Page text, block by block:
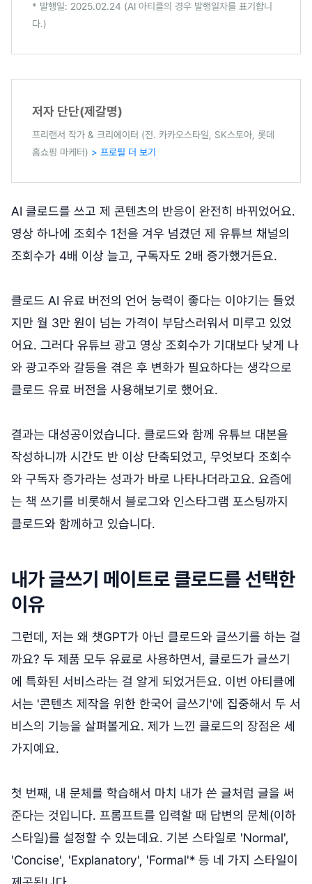
* 발행일: 2025.02.24 (AI 아티클의 경우 발행일자를 표기합니
다.)
저자 단단(제갈명)
프리랜서 작가 & 크리에이터 (전. 카카오스타일, SK스토아, 롯데
홈쇼핑 마케터) > 프로필 더 보기
AI 클로드를 쓰고 제 콘텐츠의 반응이 완전히 바뀌었어요.
영상 하나에 조회수 1천을 겨우 넘겼던 제 유튜브 채널의
조회수가 4배 이상 늘고, 구독자도 2배 증가했거든요.
클로드 AI 유료 버전의 언어 능력이 좋다는 이야기는 들었
지만 월 3만 원이 넘는 가격이 부담스러워서 미루고 있었
어요. 그러다 유튜브 광고 영상 조회수가 기대보다 낮게 나
와 광고주와 갈등을 겪은 후 변화가 필요하다는 생각으로
클로드 유료 버전을 사용해보기로 했어요.
결과는 대성공이었습니다. 클로드와 함께 유튜브 대본을
작성하니까 시간도 반 이상 단축되었고, 무엇보다 조회수
와 구독자 증가라는 성과가 바로 나타나더라고요. 요즘에
는 책 쓰기를 비롯해서 블로그와 인스타그램 포스팅까지
클로드와 함께하고 있습니다.
내가 글쓰기 메이트로 클로드를 선택한
이유
그런데, 저는 왜 챗GPT가 아닌 클로드와 글쓰기를 하는 걸
까요? 두 제품 모두 유료로 사용하면서, 클로드가 글쓰기
에 특화된 서비스라는 걸 알게 되었거든요. 이번 아티클에
서는 '콘텐츠 제작을 위한 한국어 글쓰기'에 집중해서 두 서
비스의 기능을 살펴볼게요. 제가 느낀 클로드의 장점은 세
가지예요.
첫 번째, 내 문체를 학습해서 마치 내가 쓴 글처럼 글을 써
준다는 것입니다. 프롬프트를 입력할 때 답변의 문체(이하
스타일)를 설정할 수 있는데요. 기본 스타일로 'Normal',
'Concise', 'Explanatory', 'Formal'* 등 네 가지 스타일이